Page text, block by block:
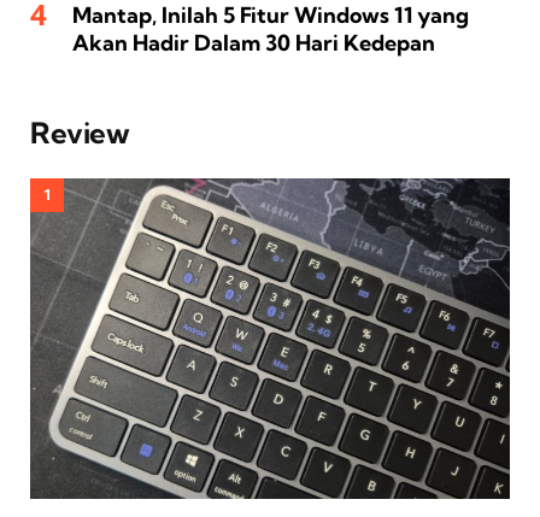
Mantap, Inilah 5 Fitur Windows 11 yang
Akan Hadir Dalam 30 Hari Kedepan
Review